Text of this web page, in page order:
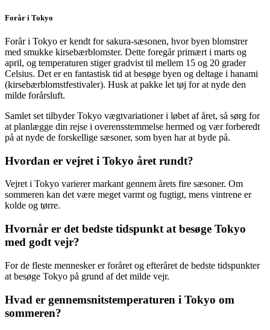
Forår i Tokyo
Forår i Tokyo er kendt for sakura-sæsonen, hvor byen blomstrer
med smukke kirsebærblomster. Dette foregår primært i marts og
april, og temperaturen stiger gradvist til mellem 15 og 20 grader
Celsius. Det er en fantastisk tid at besøge byen og deltage i hanami
(kirsebærblomstfestivaler). Husk at pakke let tøj for at nyde den
milde forårsluft.
Samlet set tilbyder Tokyo vægtvariationer i løbet af året, så sørg for
at planlægge din rejse i overensstemmelse hermed og vær forberedt
på at nyde de forskellige sæsoner, som byen har at byde på.
Hvordan er vejret i Tokyo året rundt?
Vejret i Tokyo varierer markant gennem årets fire sæsoner. Om
sommeren kan det være meget varmt og fugtigt, mens vintrene er
kolde og tørre.
Hvornår er det bedste tidspunkt at besøge Tokyo
med godt vejr?
For de fleste mennesker er foråret og efteråret de bedste tidspunkter
at besøge Tokyo på grund af det milde vejr.
Hvad er gennemsnitstemperaturen i Tokyo om
sommeren?